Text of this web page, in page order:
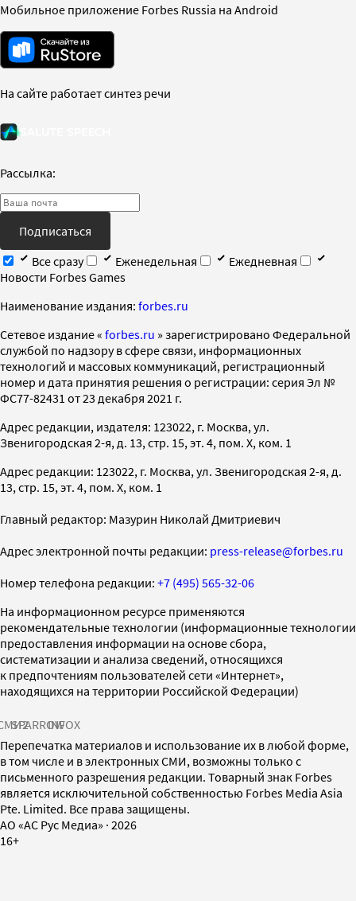
Мобильное приложение Forbes Russia на Android
На сайте работает синтез речи
Рассылка:
Подписаться
Все сразу
Еженедельная
Ежедневная
Новости Forbes Games
Наименование издания: forbes.ru
Cетевое издание « forbes.ru » зарегистрировано Федеральной
службой по надзору в сфере связи, информационных
технологий и массовых коммуникаций, регистрационный
номер и дата принятия решения о регистрации: серия Эл №
ФС77-82431 от 23 декабря 2021 г.
Адрес редакции, издателя: 123022, г. Москва, ул.
Звенигородская 2-я, д. 13, стр. 15, эт. 4, пом. X, ком. 1
Адрес редакции: 123022, г. Москва, ул. Звенигородская 2-я, д.
13, стр. 15, эт. 4, пом. X, ком. 1
Главный редактор: Мазурин Николай Дмитриевич
Адрес электронной почты редакции: press-release@forbes.ru
Номер телефона редакции: +7 (495) 565-32-06
На информационном ресурсе применяются
рекомендательные технологии (информационные технологии
предоставления информации на основе сбора,
систематизации и анализа сведений, относящихся
к предпочтениям пользователей сети «Интернет»,
находящихся на территории Российской Федерации)
SPARROWINFOX
Перепечатка материалов и использование их в любой форме,
в том числе и в электронных СМИ, возможны только с
письменного разрешения редакции. Товарный знак Forbes
является исключительной собственностью Forbes Media Asia
Pte. Limited. Все права защищены.
AO «АС Рус Медиа» · 2026
16+